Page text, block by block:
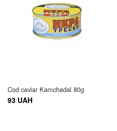
Cod caviar Kamchadal 80g
93 UAH